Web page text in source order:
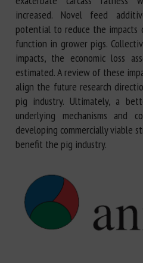
increased. Novel feed
potential to reduce the
function in grower pigs.
impacts, the economic loss
estimated. A review of these
align the future research
pig industry. Ultimately, a
underlying mechanisms and
developing commercially viable
benefit the pig industry.